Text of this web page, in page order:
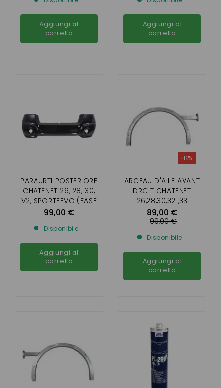
Aggiungi al
carrello
Aggiungi al
carrello
PARAURTI POSTERIORE
CHATENET 26, 28, 30,
V2, SPORTEEVO (FASE
V2)
99,00 €
Disponibile
Aggiungi al
carrello
ARCEAU D'AILE AVANT
DROIT CHATENET
26,28,30,32 ,33
PICKUP , SPORTEEVO
89,00 €
-11%
99,00 €
Disponibile
Aggiungi al
carrello